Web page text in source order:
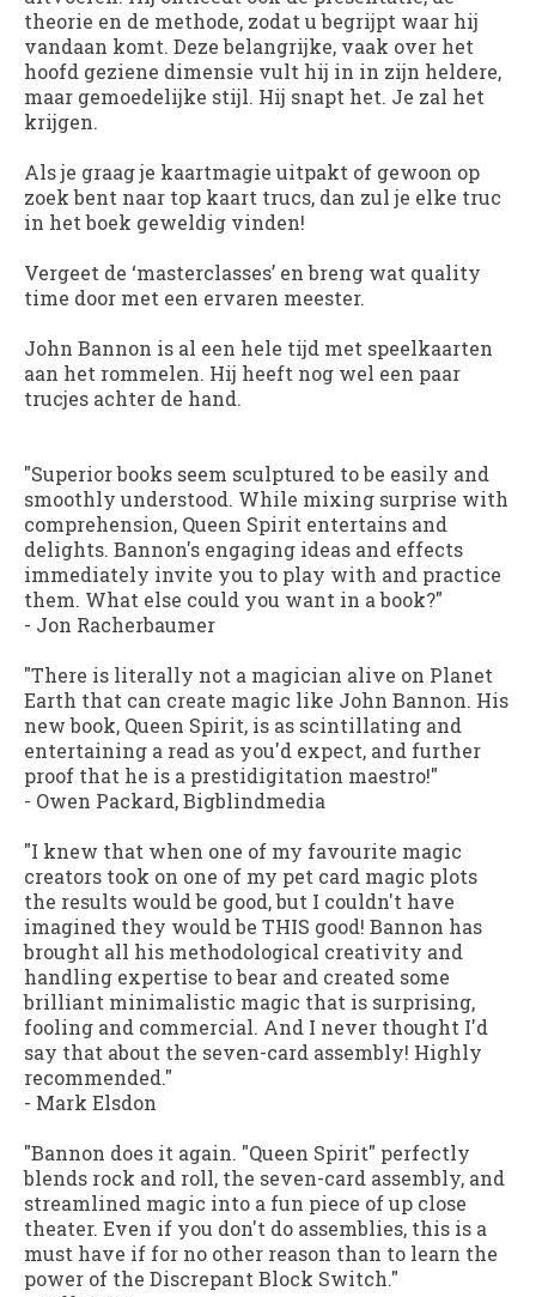
theorie en de methode, zodat u begrijpt waar hij
vandaan komt. Deze belangrijke, vaak over het
hoofd geziene dimensie vult hij in in zijn heldere,
maar gemoedelijke stijl. Hij snapt het. Je zal het
krijgen.
Als je graag je kaartmagie uitpakt of gewoon op
zoek bent naar top kaart trucs, dan zul je elke truc
in het boek geweldig vinden!
Vergeet de ‘masterclasses’ en breng wat quality
time door met een ervaren meester.
John Bannon is al een hele tijd met speelkaarten
aan het rommelen. Hij heeft nog wel een paar
trucjes achter de hand.
"Superior books seem sculptured to be easily and
smoothly understood. While mixing surprise with
comprehension, Queen Spirit entertains and
delights. Bannon's engaging ideas and effects
immediately invite you to play with and practice
them. What else could you want in a book?"
- Jon Racherbaumer
"There is literally not a magician alive on Planet
Earth that can create magic like John Bannon. His
new book, Queen Spirit, is as scintillating and
entertaining a read as you'd expect, and further
proof that he is a prestidigitation maestro!"
- Owen Packard, Bigblindmedia
"I knew that when one of my favourite magic
creators took on one of my pet card magic plots
the results would be good, but I couldn't have
imagined they would be THIS good! Bannon has
brought all his methodological creativity and
handling expertise to bear and created some
brilliant minimalistic magic that is surprising,
fooling and commercial. And I never thought I'd
say that about the seven-card assembly! Highly
recommended."
- Mark Elsdon
"Bannon does it again. "Queen Spirit" perfectly
blends rock and roll, the seven-card assembly, and
streamlined magic into a fun piece of up close
theater. Even if you don't do assemblies, this is a
must have if for no other reason than to learn the
power of the Discrepant Block Switch."